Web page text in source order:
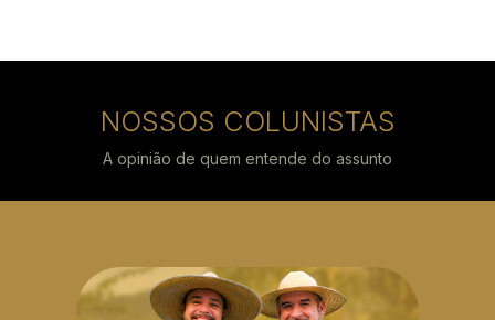
NOSSOS COLUNISTAS
A opinião de quem entende do assunto